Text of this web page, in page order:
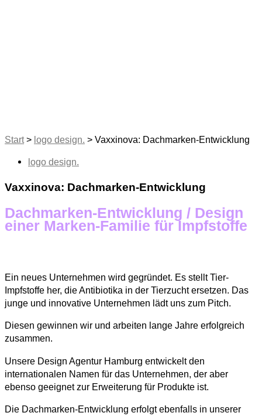
Start> logo design. > Vaxxinova: Dachmarken-Entwicklung
logo design.
Vaxxinova: Dachmarken-Entwicklung
Dachmarken-Entwicklung / Design
einer Marken-Familie für Impfstoffe
Ein neues Unternehmen wird gegründet. Es stellt Tier-
Impfstoffe her, die Antibiotika in der Tierzucht ersetzen. Das
junge und innovative Unternehmen lädt uns zum Pitch.
Diesen gewinnen wir und arbeiten lange Jahre erfolgreich
zusammen.
Unsere Design Agentur Hamburg entwickelt den
internationalen Namen für das Unternehmen, der aber
ebenso geeignet zur Erweiterung für Produkte ist.
Die Dachmarken-Entwicklung erfolgt ebenfalls in unserer